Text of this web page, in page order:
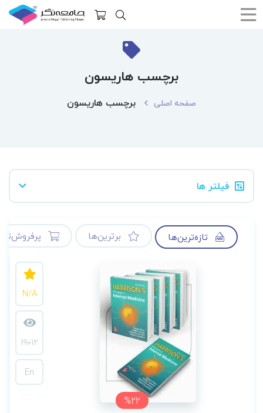
برچسب هاریسون
صفحه اصلی برچسب هاریسون
فیلتر ها
تازه‌ترین‌ها برترین‌ها
%22
N/A
19012
En